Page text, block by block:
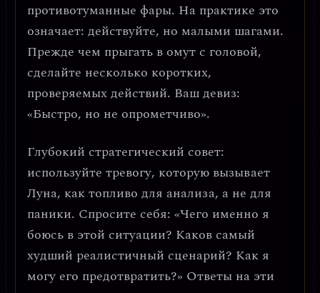
противотуманные фары. На практике это
означает: действуйте, но малыми шагами.
Прежде чем прыгать в омут с головой,
сделайте несколько коротких,
проверяемых действий. Ваш девиз:
«Быстро, но не опрометчиво».
Глубокий стратегический совет:
используйте тревогу, которую вызывает
Луна, кактопливо для анализа, а не для
паники. Спросите себя: «Чего именно я
боюсь в этой ситуации? Каков самый
худший реалистичный сценарий? Как я
могу его предотвратить?» Ответы на эти